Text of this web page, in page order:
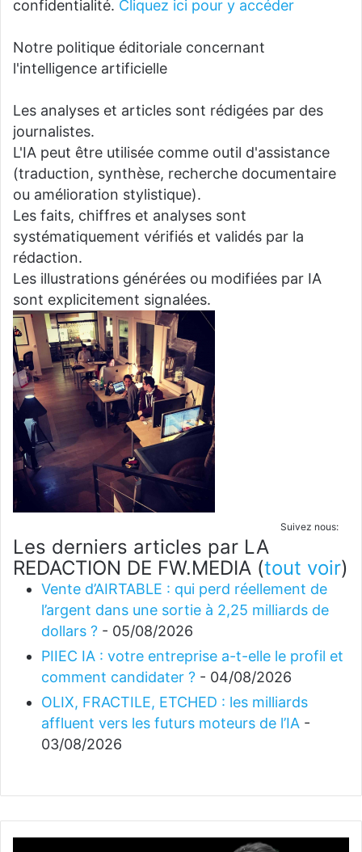
confidentialité. Cliquez ici pour y accéder
Notre politique éditoriale concernant
l'intelligence artificielle
Les analyses et articles sont rédigées par des
journalistes.
L'IA peut être utilisée comme outil d'assistance
(traduction, synthèse, recherche documentaire
ou amélioration stylistique).
Les faits, chiffres et analyses sont
systématiquement vérifiés et validés par la
rédaction.
Les illustrations générées ou modifiées par IA
sont explicitement signalées.
Suivez nous:
Les derniers articles par LA
REDACTION DE FW.MEDIA (tout voir)
Vente d’AIRTABLE : qui perd réellement de
l’argent dans une sortie à 2,25 milliards de
dollars ? - 05/08/2026
PIIEC IA : votre entreprise a-t-elle le profil et
comment candidater ? - 04/08/2026
OLIX, FRACTILE, ETCHED : les milliards
affluent vers les futurs moteurs de l’IA -
03/08/2026